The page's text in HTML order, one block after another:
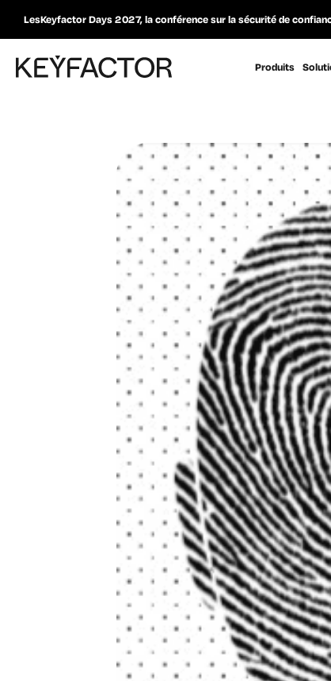
LesKeyfactor Days 2027, la conférence sur la sécurité de
Produits